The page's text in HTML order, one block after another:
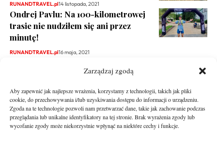
Zarządzaj zgodą
Aby zapewnić jak najlepsze wrażenia, korzystamy z technologii, takich jak pliki
cookie, do przechowywania i/lub uzyskiwania dostępu do informacji o urządzeniu.
Zgoda na te technologie pozwoli nam przetwarzać dane, takie jak zachowanie podczas
przeglądania lub unikalne identyfikatory na tej stronie. Brak wyrażenia zgody lub
wycofanie zgody może niekorzystnie wpłynąć na niektóre cechy i funkcje.
RUNANDTRAVEL.pl14 listopada, 2021
Ondrej Pavlu: Na 100-kilometrowej
trasie nie nudziłem się ani przez
minutę!
RUNANDTRAVEL.pl16 maja, 2021